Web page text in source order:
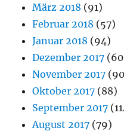
März 2018 (91)
Februar 2018 (57)
Januar 2018 (94)
Dezember 2017
November 2017
Oktober 2017 (88)
September 2017
August 2017 (79)